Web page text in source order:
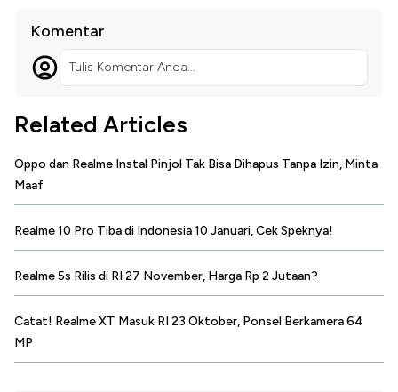
Komentar
Tulis Komentar Anda...
Related Articles
Oppo dan Realme Instal Pinjol Tak Bisa Dihapus Tanpa Izin, Minta
Maaf
Realme 10 Pro Tiba di Indonesia 10 Januari, Cek Speknya!
Realme 5s Rilis di RI 27 November, Harga Rp 2 Jutaan?
Catat! Realme XT Masuk RI 23 Oktober, Ponsel Berkamera 64
MP